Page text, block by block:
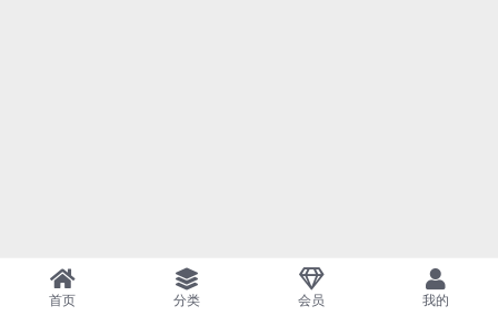
首页 分类 会员 我的